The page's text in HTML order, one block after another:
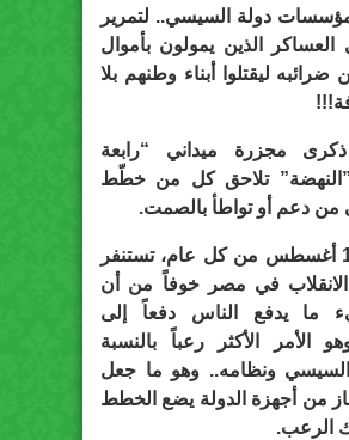
دولة السيسي.. لتمرير
الذين يمولون بأموال
ليقتلوا أبناء وطنهم بلا
مجزرة ميداني “رابعة
و”النهضة” تلاحق كل من خطّط
من دعم أو تواطأ بالصمت.
وفي كل 14 أغسطس من كل عام، تستنفر
في مصر خوفاً من أن
ما يدفع الناس دفعاً إلى
الأمر الأكثر رعباً بالنسبة
السيسي ونظامه.. وهو ما جعل
من أجهزة الدولة يضع الخطط
الرعب.